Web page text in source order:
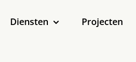
Diensten Projecten